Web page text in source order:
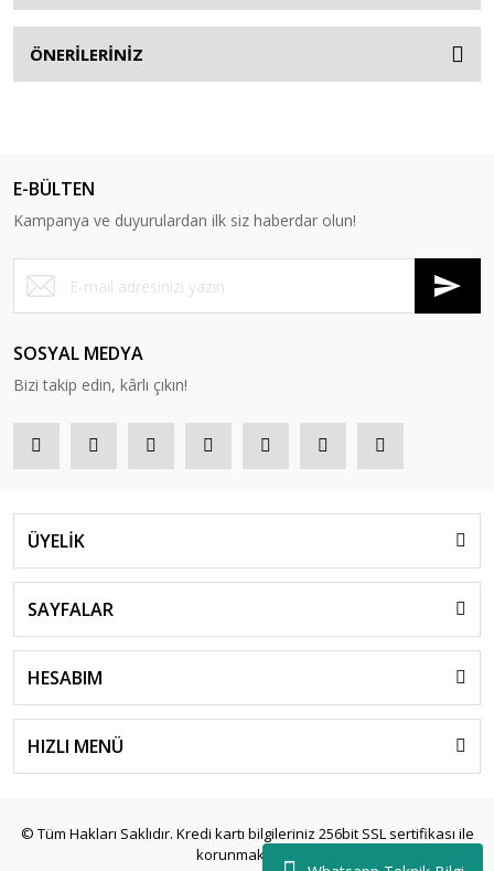
ÖNERİLERİNİZ
E-BÜLTEN
Kampanya ve duyurulardan ilk siz haberdar olun!
SOSYAL MEDYA
Bizi takip edin, kârlı çıkın!
ÜYELİK
SAYFALAR
HESABIM
HIZLI MENÜ
© Tüm Hakları Saklıdır. Kredi kartı bilgileriniz 256bit SSL sertifikası ile
korunmaktadır.